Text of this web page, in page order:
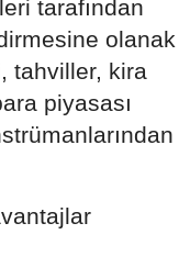
tarafından
olanak
tahviller, kira
piyasası